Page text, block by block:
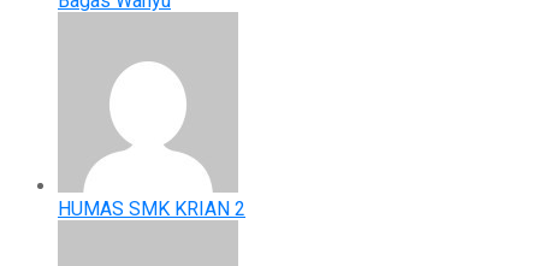
HUMAS SMK KRIAN 2